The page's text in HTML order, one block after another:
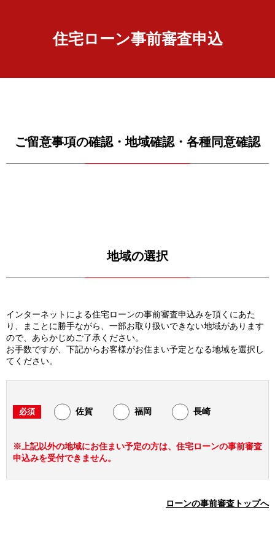
住宅ローン事前審査申込
ご留意事項の確認・地域確認・各種同意確認
地域の選択
インターネットによる住宅ローンの事前審査申込みを頂くにあた
り、まことに勝手ながら、一部お取り扱いできない地域があります
ので、あらかじめご了承ください。
お手数ですが、下記からお客様がお住まい予定となる地域を選択し
てください。
佐賀 福岡 長崎
※上記以外の地域にお住まい予定の方は、住宅ローンの事前審査
申込みを受付できません。
ローンの事前審査トップへ